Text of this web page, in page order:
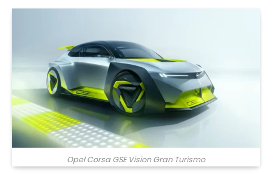
Opel Corsa GSE Vision Gran Turismo